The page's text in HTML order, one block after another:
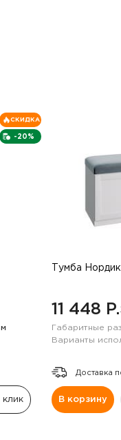
-20%
СКИДКА
клик
Тумба
11 448 P.
Габаритные
Варианты
Доставка
В корзину